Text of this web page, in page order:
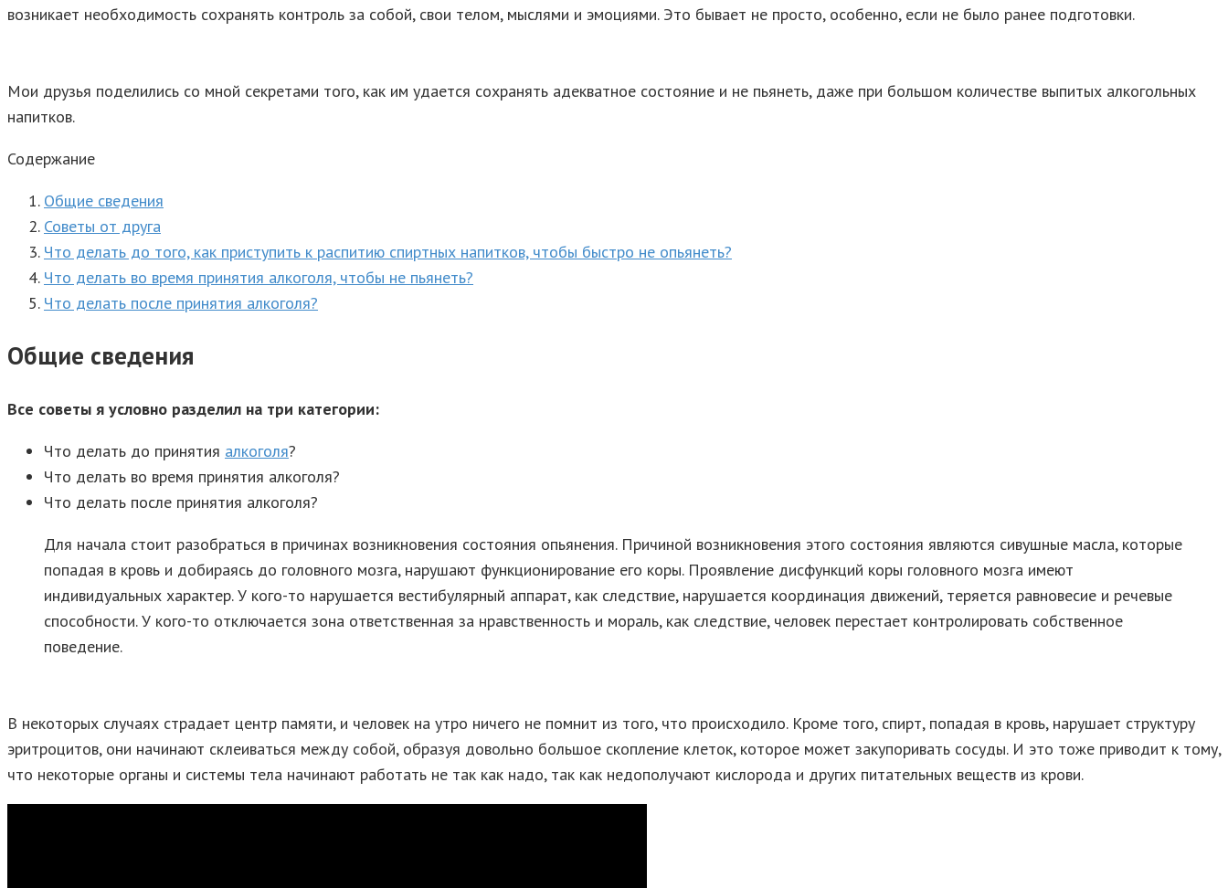
возникает необходимость сохранять контроль за собой, свои телом, мыслями и эмоциями. Это бывает не просто, особенно, если не было ранее подготовки.
Мои друзья поделились со мной секретами того, как им удается сохранять адекватное состояние и не пьянеть, даже при большом количестве выпитых алкогольных
напитков.
Содержание
Общие сведения
Советы от друга
Что делать до того, как приступить к распитию спиртных напитков, чтобы быстро не опьянеть?
Что делать во время принятия алкоголя, чтобы не пьянеть?
Что делать после принятия алкоголя?
Общие сведения
Все советы я условно разделил на три категории:
Что делать до принятия алкоголя?
Что делать во время принятия алкоголя?
Что делать после принятия алкоголя?
Для начала стоит разобраться в причинах возникновения состояния опьянения. Причиной возникновения этого состояния являются сивушные масла, которые
попадая в кровь и добираясь до головного мозга, нарушают функционирование его коры. Проявление дисфункций коры головного мозга имеют
индивидуальных характер. У кого-то нарушается вестибулярный аппарат, как следствие, нарушается координация движений, теряется равновесие и речевые
способности. У кого-то отключается зона ответственная за нравственность и мораль, как следствие, человек перестает контролировать собственное
поведение.
В некоторых случаях страдает центр памяти, и человек на утро ничего не помнит из того, что происходило. Кроме того, спирт, попадая в кровь, нарушает структуру
эритроцитов, они начинают склеиваться между собой, образуя довольно большое скопление клеток, которое может закупоривать сосуды. И это тоже приводит к тому,
что некоторые органы и системы тела начинают работать не так как надо, так как недополучают кислорода и других питательных веществ из крови.